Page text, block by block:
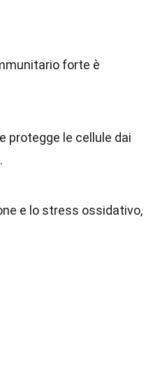
forte è
protegge le cellule dai
e lo stress ossidativo,